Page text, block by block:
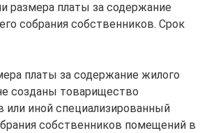
размера платы за содержание
собрания собственников. Срок
платы за содержание жилого
созданы товарищество
иной специализированный
собственников помещений в